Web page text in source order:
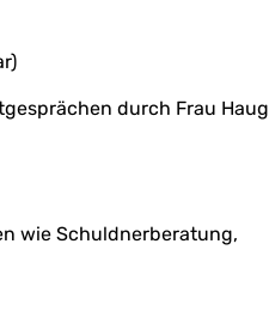
durch Frau Haug
wie Schuldnerberatung,